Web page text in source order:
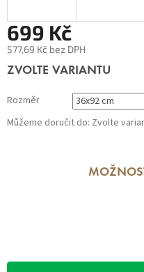
699 Kč
577,69 Kč bez DPH
Měrná
ZVOLTE VARIANTU
Rozměr
Můžeme doručit do: Zvolte